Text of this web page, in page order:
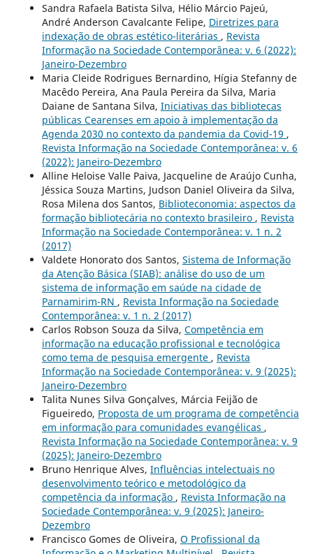
Sandra Rafaela Batista Silva, Hélio Márcio Pajeú,
André Anderson Cavalcante Felipe, Diretrizes para
indexação de obras estético-literárias , Revista
Informação na Sociedade Contemporânea: v. 6 (2022):
Janeiro-Dezembro
Maria Cleide Rodrigues Bernardino, Hígia Stefanny de
Macêdo Pereira, Ana Paula Pereira da Silva, Maria
Daiane de Santana Silva, Iniciativas das bibliotecas
públicas Cearenses em apoio à implementação da
Agenda 2030 no contexto da pandemia da Covid-19 ,
Revista Informação na Sociedade Contemporânea: v. 6
(2022): Janeiro-Dezembro
Alline Heloise Valle Paiva, Jacqueline de Araújo Cunha,
Jéssica Souza Martins, Judson Daniel Oliveira da Silva,
Rosa Milena dos Santos, Biblioteconomia: aspectos da
formação bibliotecária no contexto brasileiro , Revista
Informação na Sociedade Contemporânea: v. 1 n. 2
(2017)
Valdete Honorato dos Santos, Sistema de Informação
da Atenção Básica (SIAB): análise do uso de um
sistema de informação em saúde na cidade de
Parnamirim-RN , Revista Informação na Sociedade
Contemporânea: v. 1 n. 2 (2017)
Carlos Robson Souza da Silva, Competência em
informação na educação profissional e tecnológica
como tema de pesquisa emergente , Revista
Informação na Sociedade Contemporânea: v. 9 (2025):
Janeiro-Dezembro
Talita Nunes Silva Gonçalves, Márcia Feijão de
Figueiredo, Proposta de um programa de competência
em informação para comunidades evangélicas ,
Revista Informação na Sociedade Contemporânea: v. 9
(2025): Janeiro-Dezembro
Bruno Henrique Alves, Influências intelectuais no
desenvolvimento teórico e metodológico da
competência da informação , Revista Informação na
Sociedade Contemporânea: v. 9 (2025): Janeiro-
Dezembro
Francisco Gomes de Oliveira, O Profissional da